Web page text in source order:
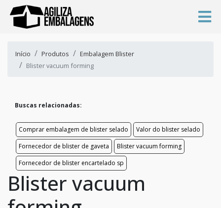
Início Produtos
Embalagem Blister
Blister vacuum forming
Buscas relacionadas:
Comprar embalagem de blister selado
Valor do blister selado
Fornecedor de blister de gaveta
Blister vacuum forming
Fornecedor de blister encartelado sp
Blister vacuum